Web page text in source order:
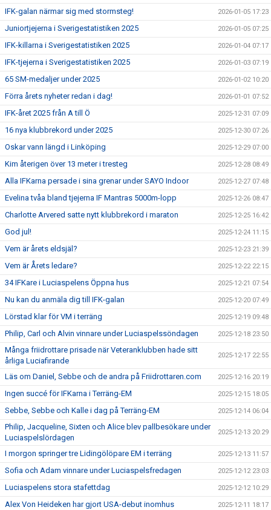
IFK-galan närmar sig med stormsteg! 2026-01-05 17:23
Juniortjejerna i Sverigestatistiken 2025 2026-01-05 07:25
IFK-killarna i Sverigestatistiken 2025 2026-01-04 07:17
IFK-tjejerna i Sverigestatistiken 2025 2026-01-03 07:19
65 SM-medaljer under 2025 2026-01-02 10:20
Förra årets nyheter redan i dag! 2026-01-01 07:52
IFK-året 2025 från A till Ö 2025-12-31 07:09
16 nya klubbrekord under 2025 2025-12-30 07:26
Oskar vann längd i Linköping 2025-12-29 07:00
Kim återigen över 13 meter i tresteg 2025-12-28 08:49
Alla IFKarna persade i sina grenar under SAYO Indoor 2025-12-27 07:48
Evelina tvåa bland tjejerna IF Mantras 5000m-lopp 2025-12-26 08:47
Charlotte Arvered satte nytt klubbrekord i maraton 2025-12-25 16:42
God jul! 2025-12-24 11:15
Vem är årets eldsjäl? 2025-12-23 21:39
Vem är Årets ledare? 2025-12-22 22:15
34 IFKare i Luciaspelens Öppna hus 2025-12-21 07:54
Nu kan du anmäla dig till IFK-galan 2025-12-20 07:49
Lörstad klar för VM i terräng 2025-12-19 09:48
Philip, Carl och Alvin vinnare under Luciaspelssöndagen 2025-12-18 23:50
Många friidrottare prisade när Veteranklubben hade sitt
årliga Luciafirande
2025-12-17 22:55
Läs om Daniel, Sebbe och de andra på Friidrottaren.com 2025-12-16 20:19
Ingen succé för IFKarna i Terräng-EM 2025-12-15 18:05
Sebbe, Sebbe och Kalle i dag på Terräng-EM 2025-12-14 06:04
Philip, Jacqueline, Sixten och Alice blev pallbesökare under
Luciaspelslördagen
2025-12-13 20:29
I morgon springer tre Lidingölöpare EM i terräng 2025-12-13 11:57
Sofia och Adam vinnare under Luciaspelsfredagen 2025-12-12 23:03
Luciaspelens stora stafettdag 2025-12-12 10:29
Alex Von Heideken har gjort USA-debut inomhus 2025-12-11 18:17